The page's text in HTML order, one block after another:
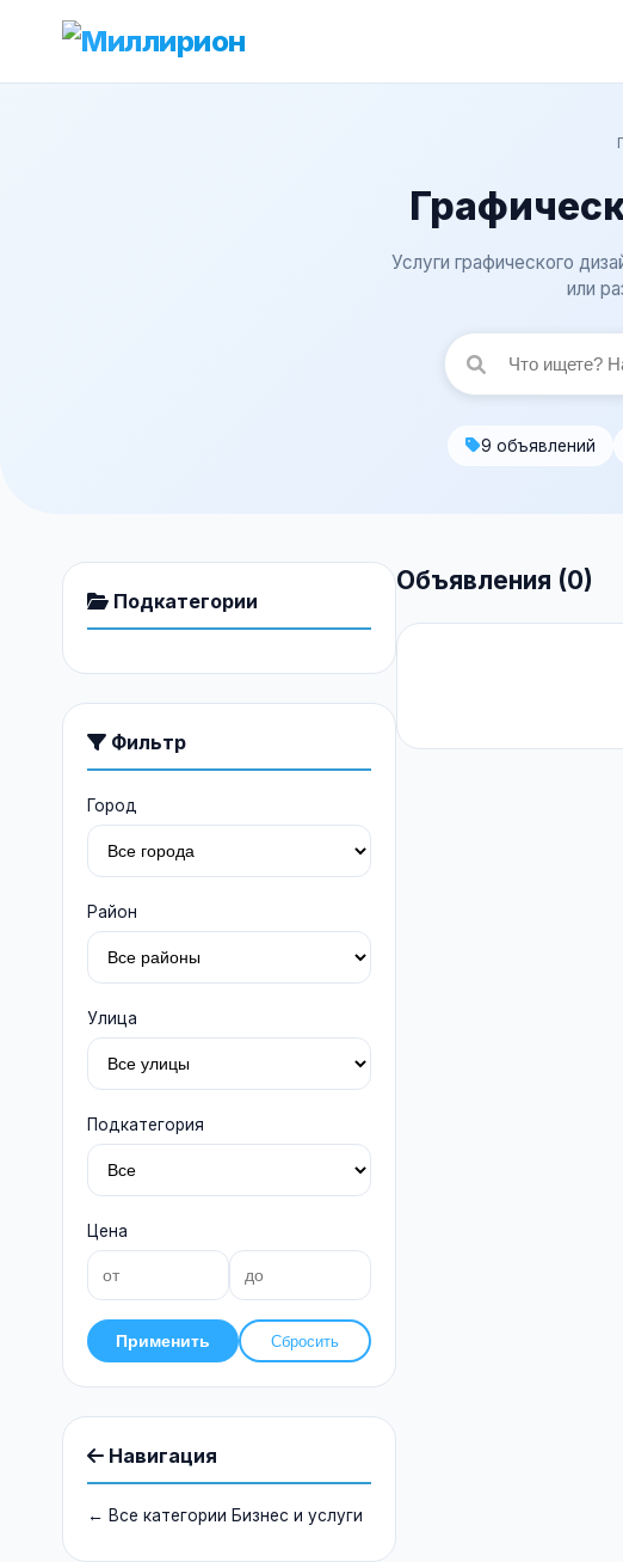
Услуги графического
или
9 объявлений
Подкатегории
Фильтр
Город
Район
Улица
Подкатегория
Цена
Применить Сбросить
Навигация
← Все категории Бизнес и услуги
Объявления (0)